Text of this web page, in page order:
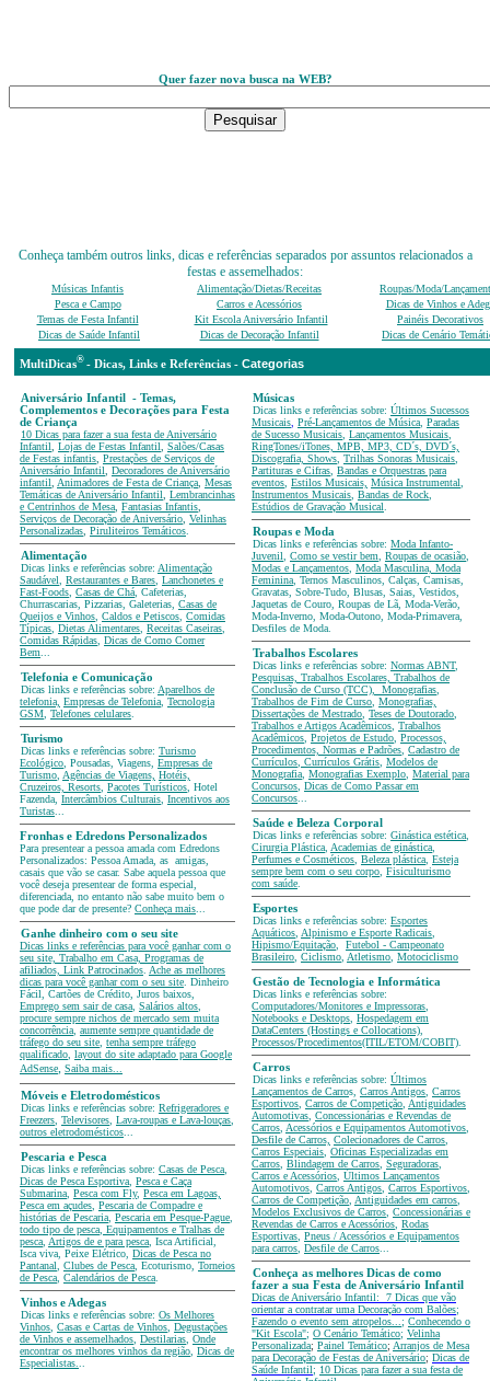
Quer fazer nova busca na WEB?
Conheça também outros links, dicas e referências separados por assuntos relacionados a
festas e assemelhados:
Músicas Infantis Alimentação/Dietas/Receitas
Roupas/Moda/
Pesca e Campo
Carros e Acessórios
Dicas de Vinhos e
Temas de Festa Infantil
Kit Escola Aniversário Infantil
Painéis Decorativos
Dicas de Saúde Infantil
Dicas de Decoração Infantil Dicas de Cenário
MultiDicas® - Dicas, Links e Referências -
Aniversário Infantil - Temas,
Complementos e Decorações para Festa
de Criança
10 Dicas para fazer a sua festa de Aniversário
Infantil
Lojas de Festas Infantil
Salões/Casas
de Festas infantis Prestações de Serviços de
Aniversário Infantil
Decoradores de Aniversário
infantil
Animadores de Festa de Criança Mesas
Temáticas de Aniversário Infantil
Lembrancinhas
e Centrinhos de Mesa Fantasias Infantis
Serviços de Decoração de Aniversário Velinhas
Personalizadas Piruliteiros Temáticos
Alimentação
Dicas links e referências sobre: Alimentação
Saudável
Restaurantes e Bares Lanchonetes e
Fast-Foods Casas de Chá , Cafeterias,
Churrascarias, Pizzarias, Galeterias, Casas de
Queijos e Vinhos Caldos e Petiscos Comidas
Típicas Dietas Alimentares Receitas Caseiras
Comidas Rápidas Dicas de Como Comer
Bem
Telefonia e Comunicação
Dicas links e referências sobre: Aparelhos de
telefonia, Empresas de Telefonia Tecnologia
GSM Telefones celulares
Turismo
Dicas links e referências sobre: Turismo
Ecológico , Pousadas, Viagens, Empresas de
Turismo Agências de Viagens, Hotéis,
Cruzeiros, Resorts Pacotes Turísticos , Hotel
Fazenda, Intercâmbios Culturais Incentivos aos
Turistas
Fronhas e Edredons Personalizados
Para presentear a pessoa amada com Edredons
Personalizados: Pessoa Amada, as amigas,
casais que vão se casar. Sabe aquela pessoa que
você deseja presentear de forma especial,
diferenciada, no entanto não sabe muito bem o
que pode dar de presente? Conheça mais
Ganhe dinheiro com o seu site
Dicas links e referências para você ganhar com o
seu site, Trabalho em Casa, Programas de
afiliados, Link Patrocinados Ache as melhores
dicas para você ganhar com o seu site . Dinheiro
Fácil, Cartões de Crédito, Juros baixos,
Emprego sem sair de casa Salários altos
procure sempre nichos de mercado sem muita
concorrência aumente sempre quantidade de
tráfego do seu site tenha sempre tráfego
qualificado layout do site adaptado para Google
AdSense, Saiba mais...
Móveis e Eletrodomésticos
Dicas links e referências sobre: Refrigeradores e
Freezers Televisores Lava-roupas e Lava-louças
outros eletrodomésticos
Pescaria e Pesca
Dicas links e referências sobre: Casas de Pesca
Dicas de Pesca Esportiva Pesca e Caça
Submarina Pesca com Fly, Pesca em Lagoas,
Pesca em açudes Pescaria de Compadre e
histórias de Pescaria Pescaria em Pesque-Pague
todo tipo de pesca Equipamentos e Tralhas de
pesca Artigos de e para pesca , Isca Artificial,
Isca viva, Peixe Elétrico, Dicas de Pesca no
Pantanal
Clubes de Pesca , Ecoturismo, Torneios
de Pesca Calendários de Pesca
Vinhos e Adegas
Dicas links e referências sobre: Os Melhores
Vinhos Casas e Cartas de Vinhos Degustações
de Vinhos e assemelhados Destilarias Onde
encontrar os melhores vinhos da região Dicas de
Especialistas.
Músicas
Dicas links e referências sobre: Últimos Sucessos
Musicais Pré-Lançamentos de Música Paradas
de Sucesso Musicais Lançamentos Musicais
RingTones/iTones, MPB, MP3, CD´s, DVD´s,
Discografia, Shows Trilhas Sonoras Musicais
Partituras e Cifras Bandas e Orquestras para
eventos Estilos Musicais, Música Instrumental
Instrumentos Musicais Bandas de Rock
Estúdios de Gravação Musical
Roupas e Moda
Dicas links e referências sobre: Moda Infanto-
Juvenil
Como se vestir bem Roupas de ocasião
Modas e Lançamentos Moda Masculina, Moda
Feminina , Ternos Masculinos, Calças, Camisas,
Gravatas, Sobre-Tudo, Blusas, Saias, Vestidos,
Jaquetas de Couro, Roupas de Lã, Moda-Verão,
Moda-Inverno, Moda-Outono, Moda-Primavera,
Desfiles de Moda.
Trabalhos Escolares
Dicas links e referências sobre: Normas ABNT,
Pesquisas, Trabalhos Escolares, Trabalhos de
Conclusão de Curso (TCC), Monografias
Trabalhos de Fim de Curso Monografias,
Dissertações de Mestrado Teses de Doutorado
Trabalhos e Artigos Acadêmicos Trabalhos
Acadêmicos Projetos de Estudo Processos,
Procedimentos, Normas e Padrões Cadastro de
Currículos Currículos Grátis Modelos de
Monografia Monografias Exemplo Material para
Concursos Dicas de Como Passar em
Concursos
Saúde e Beleza Corporal
Dicas links e referências sobre: Ginástica estética
Cirurgia Plástica Academias de ginástica
Perfumes e Cosméticos Beleza plástica Esteja
sempre bem com o seu corpo Fisiculturismo
com saúde
Esportes
Dicas links e referências sobre: Esportes
Aquáticos Alpinismo e Esporte Radicais
Hipismo/Equitação
Futebol - Campeonato
Brasileiro Ciclismo Atletismo Motociclismo
Gestão de Tecnologia e Informática
Dicas links e referências sobre:
Computadores/Monitores e Impressoras
Notebooks e Desktops Hospedagem em
DataCenters (Hostings e Collocations)
Processos/Procedimentos(ITIL/ETOM/COBIT)
Carros
Dicas links e referências sobre: Últimos
Lançamentos de Carros, Carros Antigos Carros
Esportivos Carros de Competição Antiguidades
Automotivas Concessionárias e Revendas de
Carros Acessórios e Equipamentos Automotivos
Desfile de Carros, Colecionadores de Carros
Carros Especiais Oficinas Especializadas em
Carros Blindagem de Carros Seguradoras
Carros e Acessórios Últimos Lançamentos
Automotivos Carros Antigos Carros Esportivos
Carros de Competição Antiguidades em carros
Modelos Exclusivos de Carros Concessionárias e
Revendas de Carros e Acessórios Rodas
Esportivas Pneus / Acessórios e Equipamentos
para carros Desfile de Carros
Conheça as melhores Dicas de como
fazer a sua Festa de Aniversário Infantil
Dicas de Aniversário Infantil: 7 Dicas que vão
orientar a contratar uma Decoração com Balões;
Fazendo o evento sem atropelos... ; Conhecendo o
"Kit Escola"; O Cenário Temático; Velinha
Personalizada; Painel Temático; Arranjos de Mesa
para Decoração de Festas de Aniversário; Dicas de
Saúde Infantil; 10 Dicas para fazer a sua festa de